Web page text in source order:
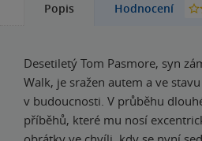
Popis Hodnocení
Desetiletý Tom Pasmore, syn
Walk, je sražen autem a ve
v budoucnosti. V průběhu
příběhů, které mu nosí